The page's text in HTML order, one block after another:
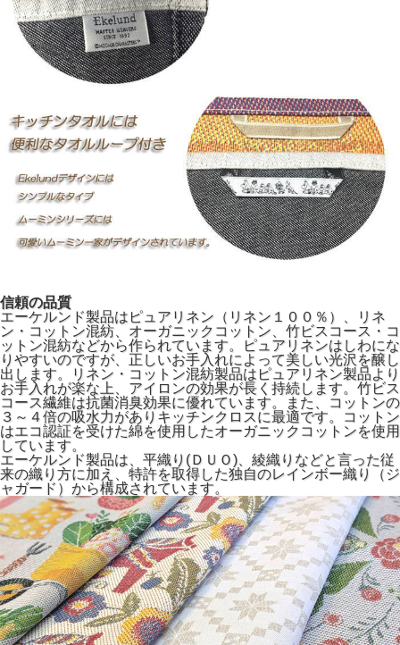
信頼の品質
エーケルンド製品はピュアリネン（リネン１００％）、リネ
ン・コットン混紡、オーガニックコットン、竹ビスコース・コ
ットン混紡などから作られています。ピュアリネンはしわにな
りやすいのですが、正しいお手入れによって美しい光沢を醸し
出します。リネン・コットン混紡製品はピュアリネン製品より
お手入れが楽な上、アイロンの効果が長く持続します。竹ビス
コース繊維は抗菌消臭効果に優れています。また、コットンの
３～４倍の吸水力がありキッチンクロスに最適です。コットン
はエコ認証を受けた綿を使用したオーガニックコットンを使用
しています。
エーケルンド製品は、平織り(ＤＵＯ)、綾織りなどと言った従
来の織り方に加え、特許を取得した独自のレインボー織り（ジ
ャガード）から構成されています。